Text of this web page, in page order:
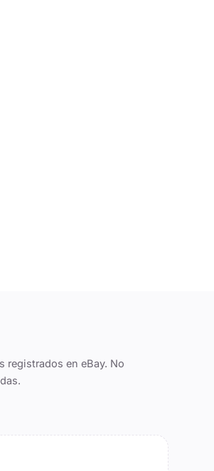
registrados en eBay. No